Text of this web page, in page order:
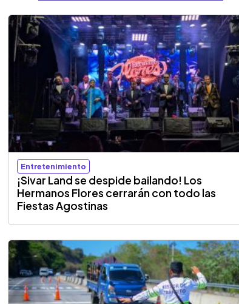
Entretenimiento
¡Sivar Land se despide bailando! Los
Hermanos Flores cerrarán con todo las
Fiestas Agostinas